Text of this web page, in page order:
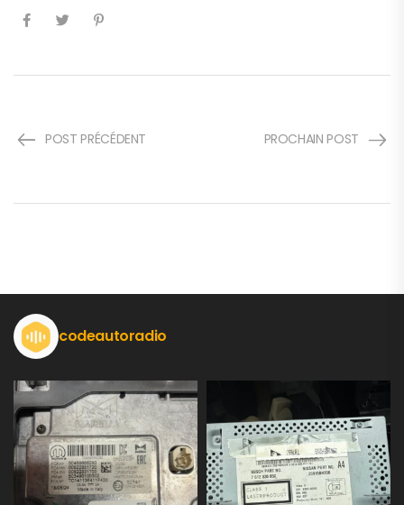
POST PRÉCÉDENT PROCHAIN POST
codeautoradio